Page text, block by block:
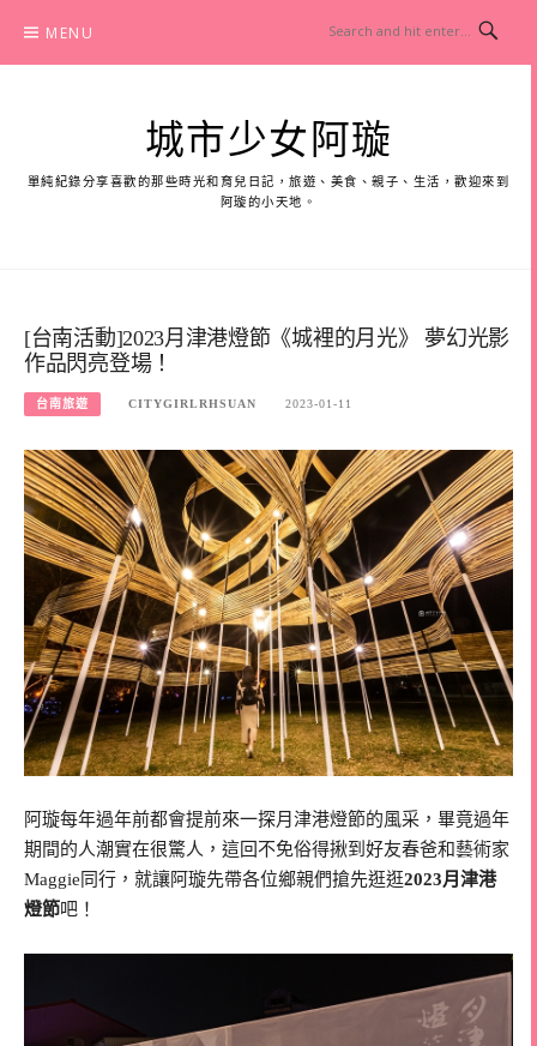
content
MENU
城市少女阿璇
單純紀錄分享喜歡的那些時光和育兒日記，旅遊、美食、親子、生活，歡迎來到
阿璇的小天地。
[台南活動]2023月津港燈節《城裡的月光》 夢幻光影
作品閃亮登場！
台南旅遊 CITYGIRLRHSUAN 2023-01-11
阿璇每年過年前都會提前來一探月津港燈節的風采，畢竟過年
期間的人潮實在很驚人，這回不免俗得揪到好友春爸和藝術家
Maggie同行，就讓阿璇先帶各位鄉親們搶先逛逛2023月津港
燈節吧！